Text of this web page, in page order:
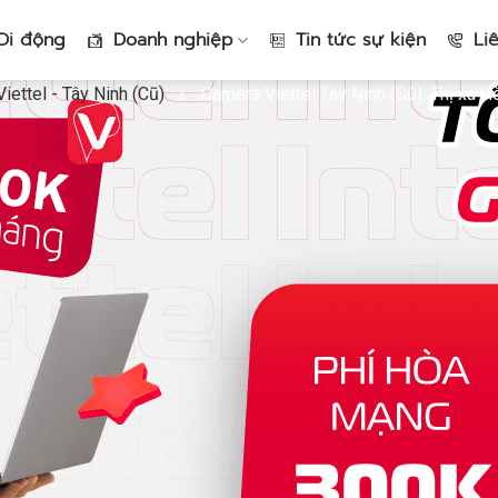
động Doanh nghiệp Tin tức sự kiện
- Tây Ninh (Cũ) › Camera Viettel Tây Ninh (Cũ): Thị xã